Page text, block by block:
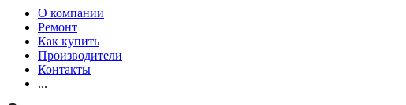
О компании
Ремонт
Как купить
Производители
Контакты
...